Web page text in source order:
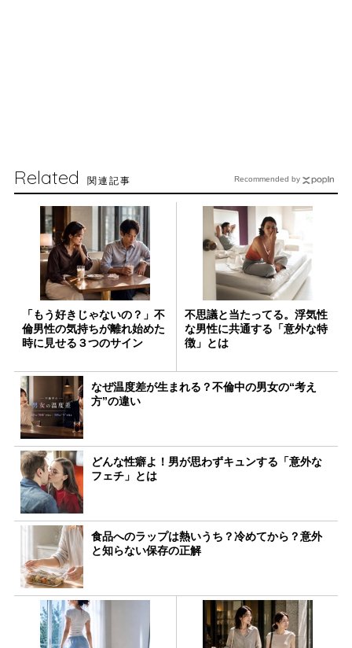
Related 関連記事
「もう好きじゃないの？」不
倫男性の気持ちが離れ始めた
時に見せる３つのサイン
不思議と当たってる。浮気性
な男性に共通する「意外な特
徴」とは
なぜ温度差が生まれる？不倫中の男女の“考え
方”の違い
どんな性癖よ！男が思わずキュンする「意外な
フェチ」とは
食品へのラップは熱いうち？冷めてから？意外
と知らない保存の正解
Recommended by